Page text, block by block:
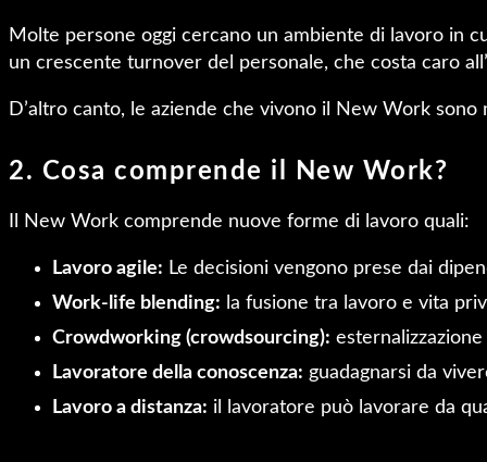
Molte persone oggi cercano un ambiente di lavoro in
un crescente turnover del personale, che costa caro
D’altro canto, le aziende che vivono il New Work
2. Cosa comprende il New Work?
Il New Work comprende nuove forme di lavoro quali:
Lavoro agile: Le decisioni vengono prese dai
Work-life blending: la fusione tra lavoro e vita
Crowdworking (crowdsourcing):
Lavoratore della conoscenza: guadagnarsi da
Lavoro a distanza: il lavoratore può lavorare da